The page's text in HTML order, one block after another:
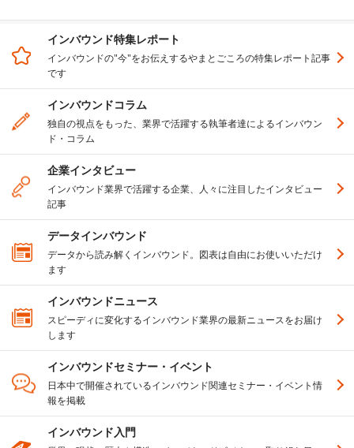
インバウンド特集レポート
インバウンドの"今"をお伝えするやまとごころの特集レポート記事
です
インバウンドコラム
独自の視点をもった、業界で活躍する執筆者達によるインバウン
ド・コラム
企業インタビュー
インバウンド業界で活躍する企業、人々に注目したインタビュー
記事
データインバウンド
データから読み解くインバウンド。図表は自由にお使いいただけ
ます
インバウンドニュース
スピーディに変化するインバウンド業界の最新ニュースをお届け
します
インバウンドセミナー・イベント
日本中で開催されているインバウンド関連セミナー・イベント情
報を掲載
インバウンド入門